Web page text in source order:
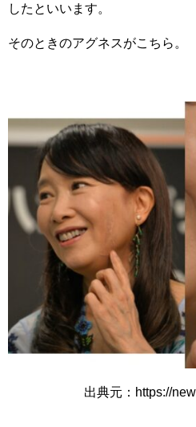
したといいます。
そのときのアグネスがこちら。
出典元：https://